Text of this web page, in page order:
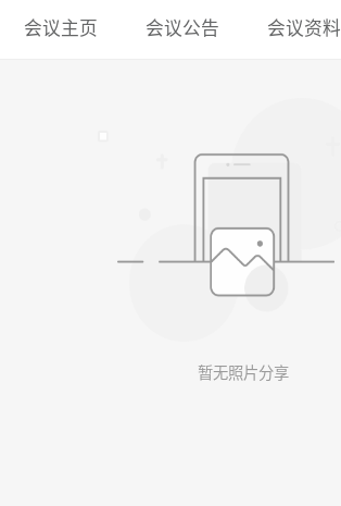
会议主页 会议公告 会议资料
暂无照片分享